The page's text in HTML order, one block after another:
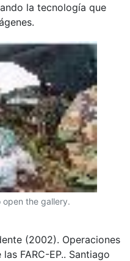
la tecnología que
open the gallery.
(2002). Operaciones
FARC-EP.. Santiago